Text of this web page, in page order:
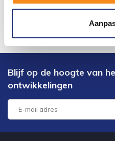
Blijf op de hoogte van
ontwikkelingen